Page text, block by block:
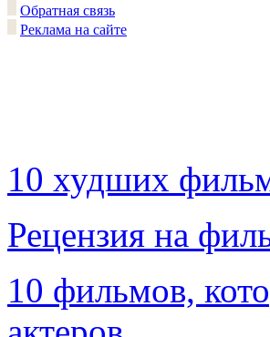
Обратная связь
Реклама на сайте
10 худших
Рецензия на
10 фильмов,